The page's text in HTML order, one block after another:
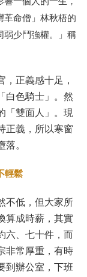
革命僧」林秋梧的
弱少鬥強權。」稱
，正義感十足，
白色騎士」。然
「雙面人」。現
正義，所以寒窗
。
輕鬆
不低，但大家所
算成時薪，其實
六、七十件，而
非常厚重，有時
到辦公室，下班